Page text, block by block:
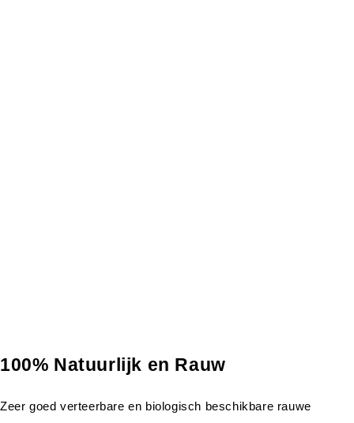
100% Natuurlijk en Rauw
Zeer goed verteerbare en biologisch beschikbare rauwe